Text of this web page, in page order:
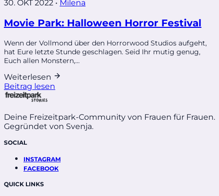
30. OKT 2022 • Milena
Movie Park: Halloween Horror Festival
Wenn der Vollmond über den Horrorwood Studios aufgeht,
hat Eure letzte Stunde geschlagen. Seid Ihr mutig genug,
Euch allen Monstern,...
Weiterlesen
Beitrag lesen
Deine Freizeitpark-Community von Frauen für Frauen.
Gegründet von Svenja.
SOCIAL
INSTAGRAM
FACEBOOK
QUICK LINKS